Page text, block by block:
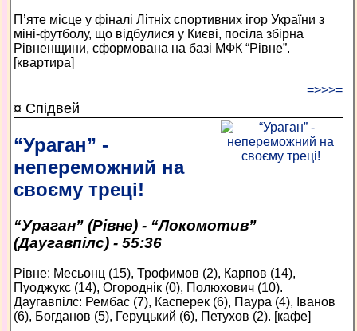
П’яте місце у фіналі Літніх спортивних ігор України з
міні-футболу, що відбулися у Києві, посіла збірна
Рівненщини, сформована на базі МФК “Рівне”.
[квартира]
=>>>=
¤ Спідвей
“Ураган” -
непереможний на
своєму треці!
“Ураган” (Рівне) - “Локомотив”
(Даугавпілс) - 55:36
Рівне: Месьонц (15), Трофимов (2), Карпов (14),
Пуоджукс (14), Огороднік (0), Полюхович (10).
Даугавпілс: Рембас (7), Касперек (6), Паура (4), Іванов
(6), Богданов (5), Геруцький (6), Петухов (2). [кафе]